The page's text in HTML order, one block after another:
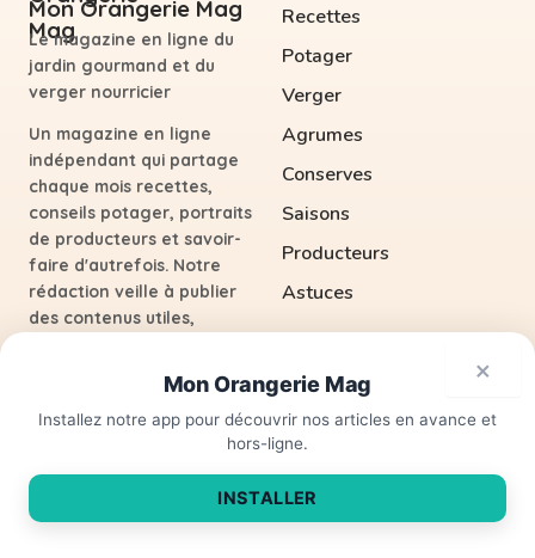
Mon Orangerie Mag
Le magazine en ligne du
jardin gourmand et du
verger nourricier
Un magazine en ligne
indépendant qui partage
chaque mois recettes,
conseils potager, portraits
de producteurs et savoir-
faire d'autrefois. Notre
rédaction veille à publier
des contenus utiles,
F I
Recettes
Potager
Verger
Agrumes
Conserves
Saisons
Producteurs
Astuces
NOS OUTILS INFORMATIONS
Prêt pour une récolte
savoureuse ?
×
Mon Orangerie Mag
Installez notre app pour découvrir nos articles en avance et
hors-ligne.
INSTALLER